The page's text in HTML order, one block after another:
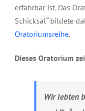
erfahrbar ist. Das
Schicksal“ bildete
Oratoriumsreihe.
Dieses Oratorium
Wir lebten